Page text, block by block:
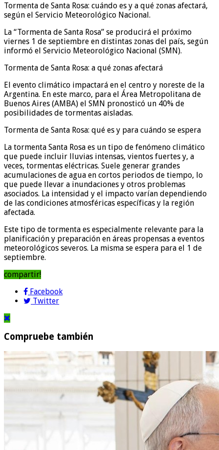
Tormenta de Santa Rosa: cuándo es y a qué zonas afectará,
según el Servicio Meteorológico Nacional.
La “Tormenta de Santa Rosa” se producirá el próximo
viernes 1 de septiembre en distintas zonas del país, según
informó el Servicio Meteorológico Nacional (SMN).
Tormenta de Santa Rosa: a qué zonas afectará
El evento climático impactará en el centro y noreste de la
Argentina. En este marco, para el Área Metropolitana de
Buenos Aires (AMBA) el SMN pronosticó un 40% de
posibilidades de tormentas aisladas.
Tormenta de Santa Rosa: qué es y para cuándo se espera
La tormenta Santa Rosa es un tipo de fenómeno climático
que puede incluir lluvias intensas, vientos fuertes y, a
veces, tormentas eléctricas. Suele generar grandes
acumulaciones de agua en cortos periodos de tiempo, lo
que puede llevar a inundaciones y otros problemas
asociados. La intensidad y el impacto varían dependiendo
de las condiciones atmosféricas específicas y la región
afectada.
Este tipo de tormenta es especialmente relevante para la
planificación y preparación en áreas propensas a eventos
meteorológicos severos. La misma se espera para el 1 de
septiembre.
compartir!
Facebook
Twitter
Compruebe también